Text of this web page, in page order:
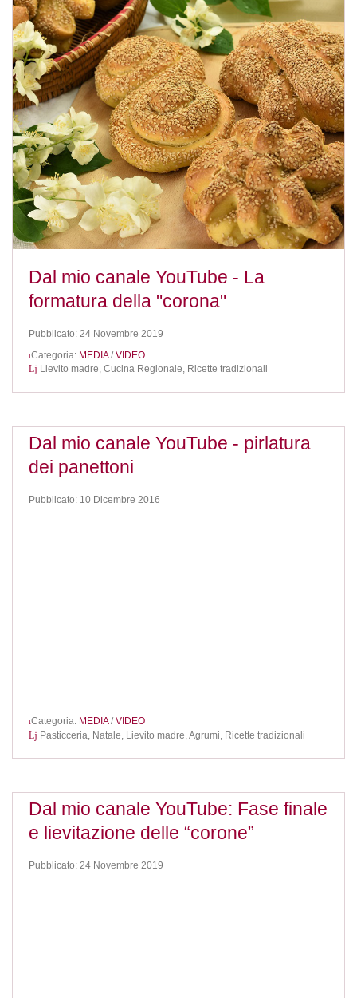
Dal mio canale YouTube - La
formatura della "corona"
Pubblicato: 24 Novembre 2019
Categoria: MEDIA/VIDEO
Lievito madre, Cucina Regionale, Ricette tradizionali
Dal mio canale YouTube - pirlatura
dei panettoni
Pubblicato: 10 Dicembre 2016
Categoria: MEDIA/VIDEO
Pasticceria, Natale, Lievito madre,Agrumi, Ricette tradizionali
Dal mio canale YouTube: Fase finale
e lievitazione delle “corone”
Pubblicato: 24 Novembre 2019